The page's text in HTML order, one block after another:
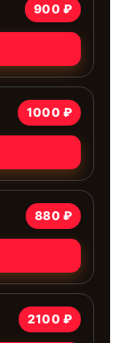
900 ₽
1000 ₽
880 ₽
2100 ₽